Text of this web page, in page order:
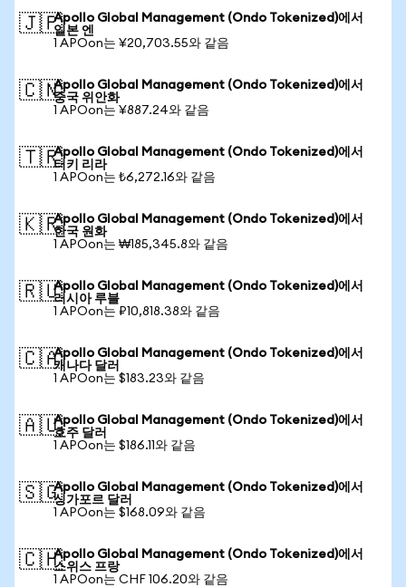
🇯🇵Apollo Global Management (Ondo Tokenized)에서
일본 엔
1 APOon는 ¥20,703.55와 같음
🇨🇳Apollo Global Management (Ondo Tokenized)에서
중국 위안화
1 APOon는 ¥887.24와 같음
🇹🇷Apollo Global Management (Ondo Tokenized)에서
터키 리라
1 APOon는 ₺6,272.16와 같음
🇰🇷Apollo Global Management (Ondo Tokenized)에서
한국 원화
1 APOon는 ₩185,345.8와 같음
🇷🇺Apollo Global Management (Ondo Tokenized)에서
러시아 루블
1 APOon는 ₽10,818.38와 같음
🇨🇦Apollo Global Management (Ondo Tokenized)에서
캐나다 달러
1 APOon는 $183.23와 같음
🇦🇺Apollo Global Management (Ondo Tokenized)에서
호주 달러
1 APOon는 $186.11와 같음
🇸🇬Apollo Global Management (Ondo Tokenized)에서
싱가포르 달러
1 APOon는 $168.09와 같음
🇨🇭Apollo Global Management (Ondo Tokenized)에서
스위스 프랑
1 APOon는 CHF 106.20와 같음